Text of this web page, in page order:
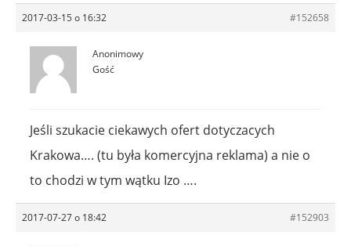
2017-03-15 o 16:32 #152658
Anonimowy
Gość
Jeśli szukacie ciekawych ofert dotyczacych
Krakowa…. (tu była komercyjna reklama) a nie o
to chodzi w tym wątku Izo ….
2017-07-27 o 18:42 #152903